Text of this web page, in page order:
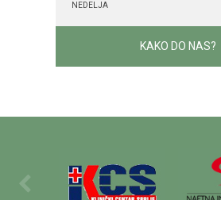
NEDELJA
KAKO DO NAS?